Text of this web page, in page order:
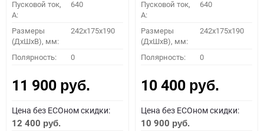
ПОДОБРАТЬ
Как определить полярность?
0 - обратная 1 - прямая 3 - обратная 4 - прямая
Пусковой ток,
A:
640
Размеры
(ДхШхВ), мм:
242x175x190
Полярность: 0
11 900 руб.
Цена без ECOном скидки:
12 400 руб.
Пусковой ток,
A:
640
Размеры
(ДхШхВ), мм:
242x175x190
Полярность: 0
10 400 руб.
Цена без ECOном скидки:
10 900 руб.